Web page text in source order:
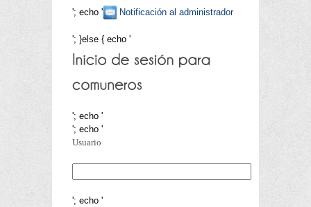
'; echo ' Notificación al administrador
'; }else { echo '
'; echo '
'; echo '
Usuario
'; echo '